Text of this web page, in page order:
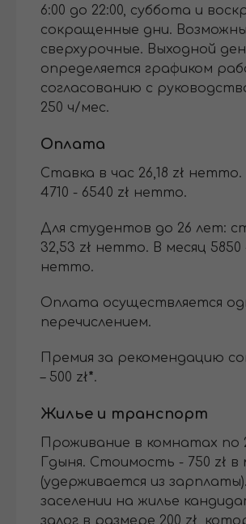
6:00 до 22:00, суббота и
сокращенные дни. Возможны
сверхурочные. Выходной
определяется графиком
согласованию с
250 ч/мес.
Оплата
Cтавка в час 26,18 zł нетто.
4710 - 6540 zł нетто.
Для студентов до 26 лет:
32,53 zł нетто. В месяц 5850 -
нетто.
Оплата осуществляется
перечислением.
Премия за рекомендацию
– 500 zł*.
Жилье и транспорт
Проживание в комнатах по
Гдыня. Стоимость - 750 zł в
(удерживается из
заселении на жилье
залог в размере 200 zł,